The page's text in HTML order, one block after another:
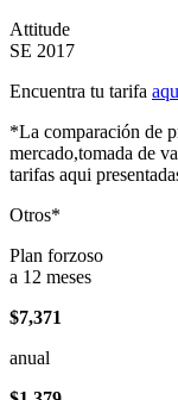
Attitude
SE 2017
Encuentra tu tarifa
*La comparación de
mercado,tomada de
tarifas aqui
Otros*
Plan forzoso
a 12 meses
$7,371
anual